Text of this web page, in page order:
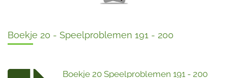
Boekje 20 - Speelproblemen 191 - 200
Boekje 20 Speelproblemen 191 - 200